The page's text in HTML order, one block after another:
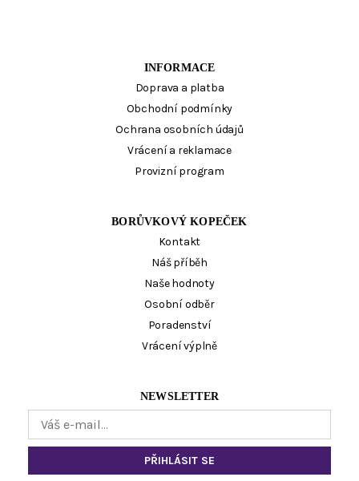
INFORMACE
Doprava a platba
Obchodní podmínky
Ochrana osobních údajů
Vrácení a reklamace
Provizní program
BORŮVKOVÝ KOPEČEK
Kontakt
Náš příběh
Naše hodnoty
Osobní odběr
Poradenství
Vrácení výplně
NEWSLETTER